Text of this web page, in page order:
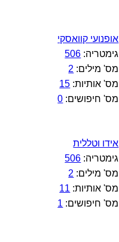
אופנועי קוואסקי
גימטריה: 506
מס' מילים: 2
מס' אותיות: 15
מס' חיפושים: 0
אידו וטללית
גימטריה: 506
מס' מילים: 2
מס' אותיות: 11
מס' חיפושים: 1